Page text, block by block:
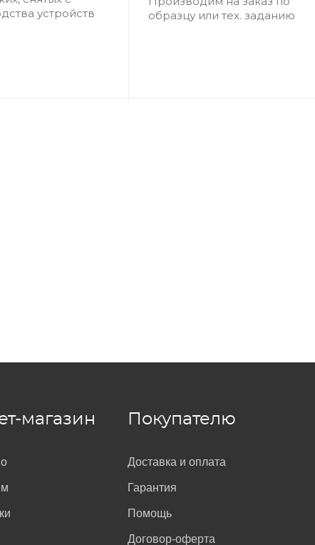
устройств
образцу или тех. заданию
магазин Покупателю
Доставка и оплата
Гарантия
Помощь
Договор-оферта